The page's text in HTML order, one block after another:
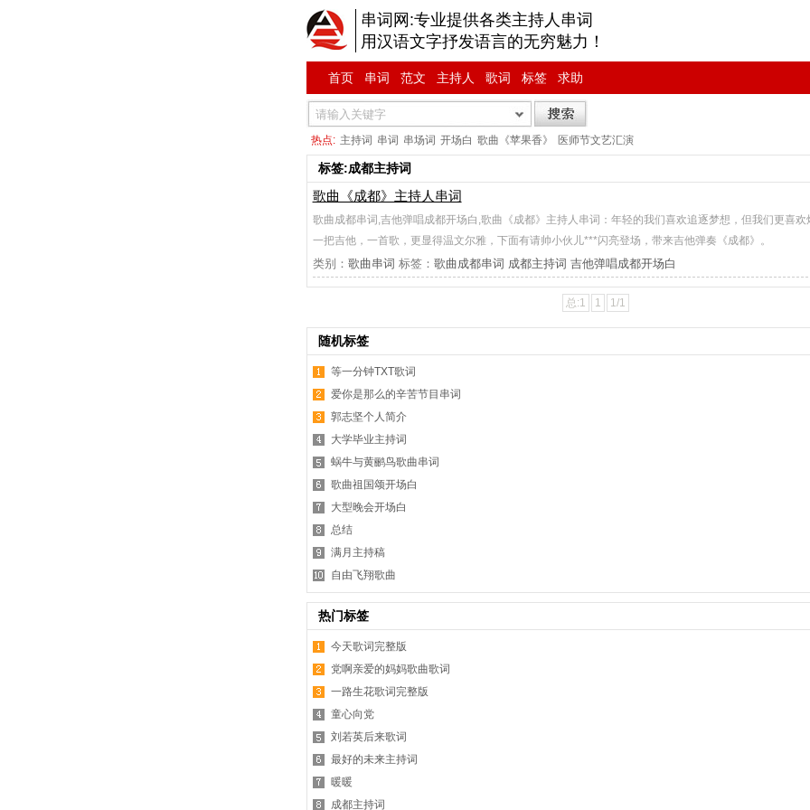
串词网:专业提供各类主持人串词
用汉语文字抒发语言的无穷魅力！
首页 串词 范文 主持人 歌词 标签 求助
热点: 主持词 串词 串场词 开场白 歌曲《苹果香》 医师节文艺汇演
标签:成都主持词
歌曲《成都》主持人串词
歌曲成都串词,吉他弹唱成都开场白,歌曲《成都》主持人串词：年轻的我们喜欢追逐梦想，但我们更喜欢
一把吉他，一首歌，更显得温文尔雅，下面有请帅小伙儿***闪亮登场，带来吉他弹奏《成都》。
类别： 歌曲串词 标签： 歌曲成都串词 成都主持词 吉他弹唱成都开场白
总:1 1 1/1
随机标签
等一分钟TXT歌词
爱你是那么的辛苦节目串词
郭志坚个人简介
大学毕业主持词
蜗牛与黄鹂鸟歌曲串词
歌曲祖国颂开场白
大型晚会开场白
总结
满月主持稿
自由飞翔歌曲
热门标签
今天歌词完整版
党啊亲爱的妈妈歌曲歌词
一路生花歌词完整版
童心向党
刘若英后来歌词
最好的未来主持词
暖暖
成都主持词